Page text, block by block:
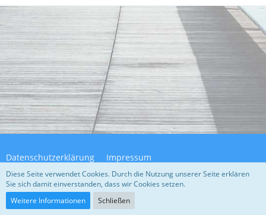
Datenschutzerklärung Impressum
Community-Software:
Diese Seite verwendet Cookies. Durch die Nutzung unserer Seite erklären
Sie sich damit einverstanden, dass wir Cookies setzen.
Weitere Informationen
Schließen